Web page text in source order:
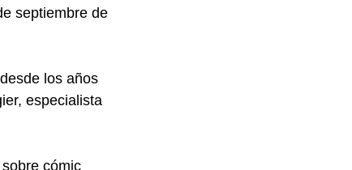
septiembre de
los años
especialista
cómic